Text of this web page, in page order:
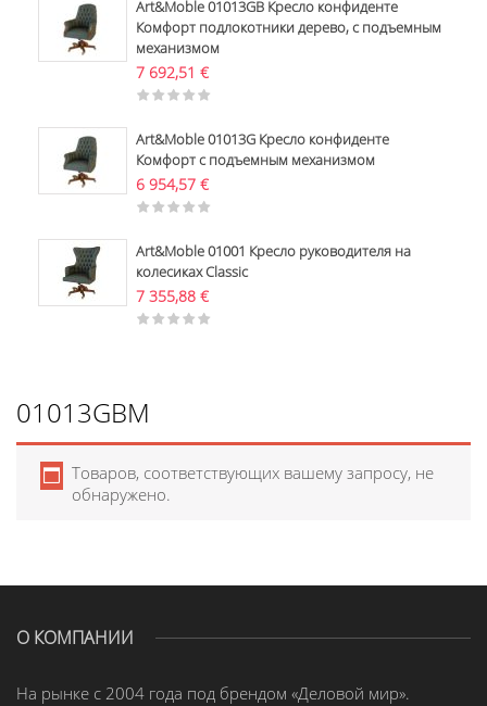
Art&Moble 01013GB Кресло конфиденте
Комфорт подлокотники дерево, с подъемным
механизмом
7 692,51 €
Art&Moble 01013G Кресло конфиденте
Комфорт с подъемным механизмом
6 954,57 €
Art&Moble 01001 Кресло руководителя на
колесиках Classic
7 355,88 €
01013GBM
Товаров, соответствующих вашему запросу, не
обнаружено.
О КОМПАНИИ
На рынке с 2004 года под брендом «Деловой мир».